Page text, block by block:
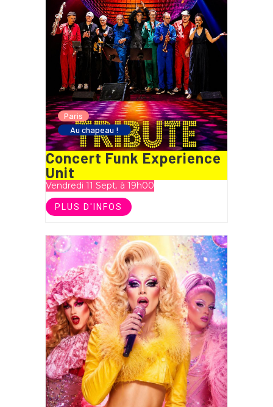
Paris
Au chapeau !
Concert Funk Experience
Unit
Vendredi 11 Sept. à 19h00
PLUS D'INFOS